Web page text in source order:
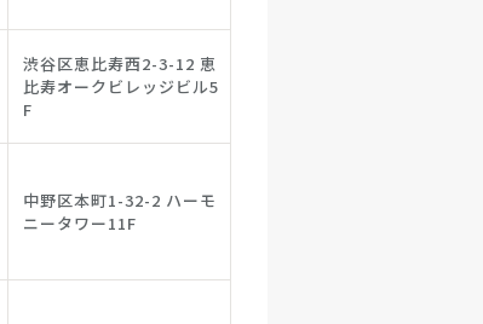
渋谷区恵比寿西2-3-12 恵
比寿オークビレッジビル5
F
中野区本町1-32-2 ハーモ
ニータワー11F